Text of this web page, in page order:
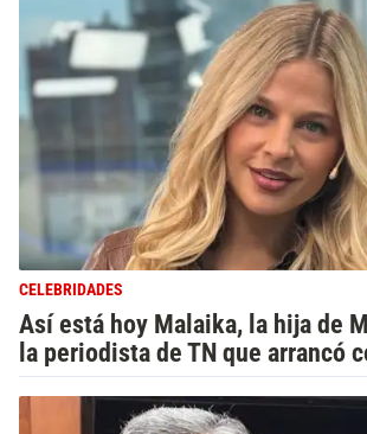
CELEBRIDADES
Así está hoy Malaika, la hija de
la periodista de TN que arrancó